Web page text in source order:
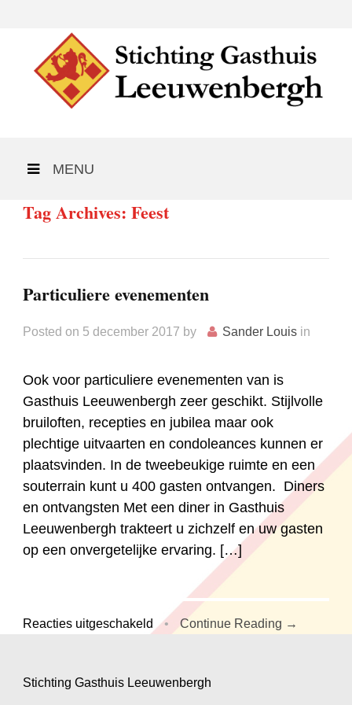
MENU
Tag Archives: Feest
Particuliere evenementen
Posted on 5 december 2017 by Sander Louis in
Ook voor particuliere evenementen van is
Gasthuis Leeuwenbergh zeer geschikt. Stijlvolle
bruiloften, recepties en jubilea maar ook
plechtige uitvaarten en condoleances kunnen er
plaatsvinden. In de tweebeukige ruimte en een
souterrain kunt u 400 gasten ontvangen. Diners
en ontvangsten Met een diner in Gasthuis
Leeuwenbergh trakteert u zichzelf en uw gasten
op een onvergetelijke ervaring. […]
Reacties uitgeschakeld voor
• Continue Reading →
Stichting Gasthuis Leeuwenbergh